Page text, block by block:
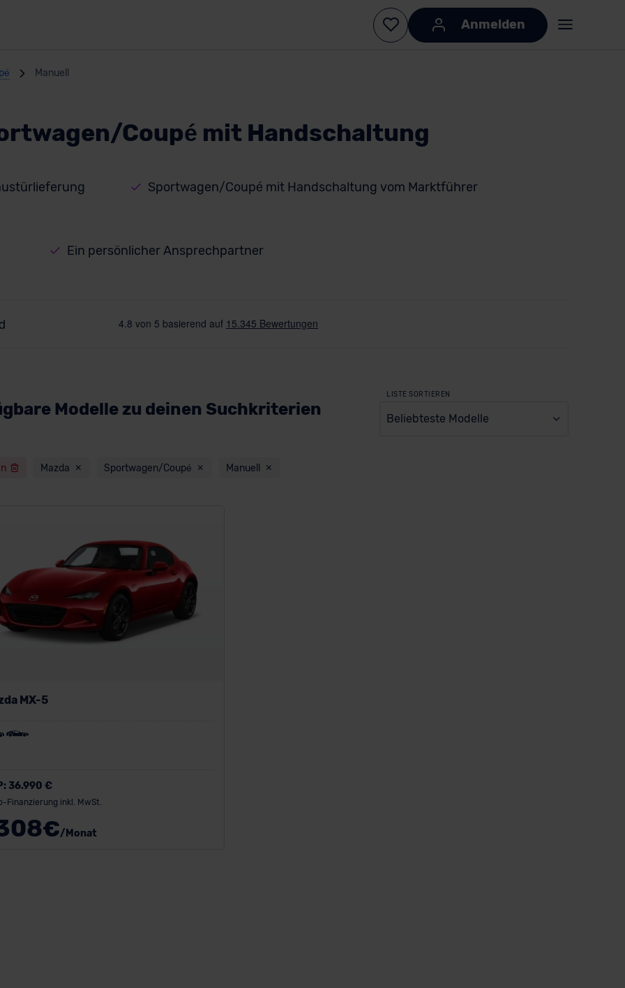
Anmelden
Manuell
Coupé mit Handschaltung
Sportwagen/Coupé mit Handschaltung vom Marktführer
Ein persönlicher Ansprechpartner
Modelle zu deinen Suchkriterien
LISTE SORTIEREN
Beliebteste Modelle
Mazda Sportwagen/Coupé Manuell
MX-5
36.990 €
Finanzierung inkl. MwSt.
€/Monat